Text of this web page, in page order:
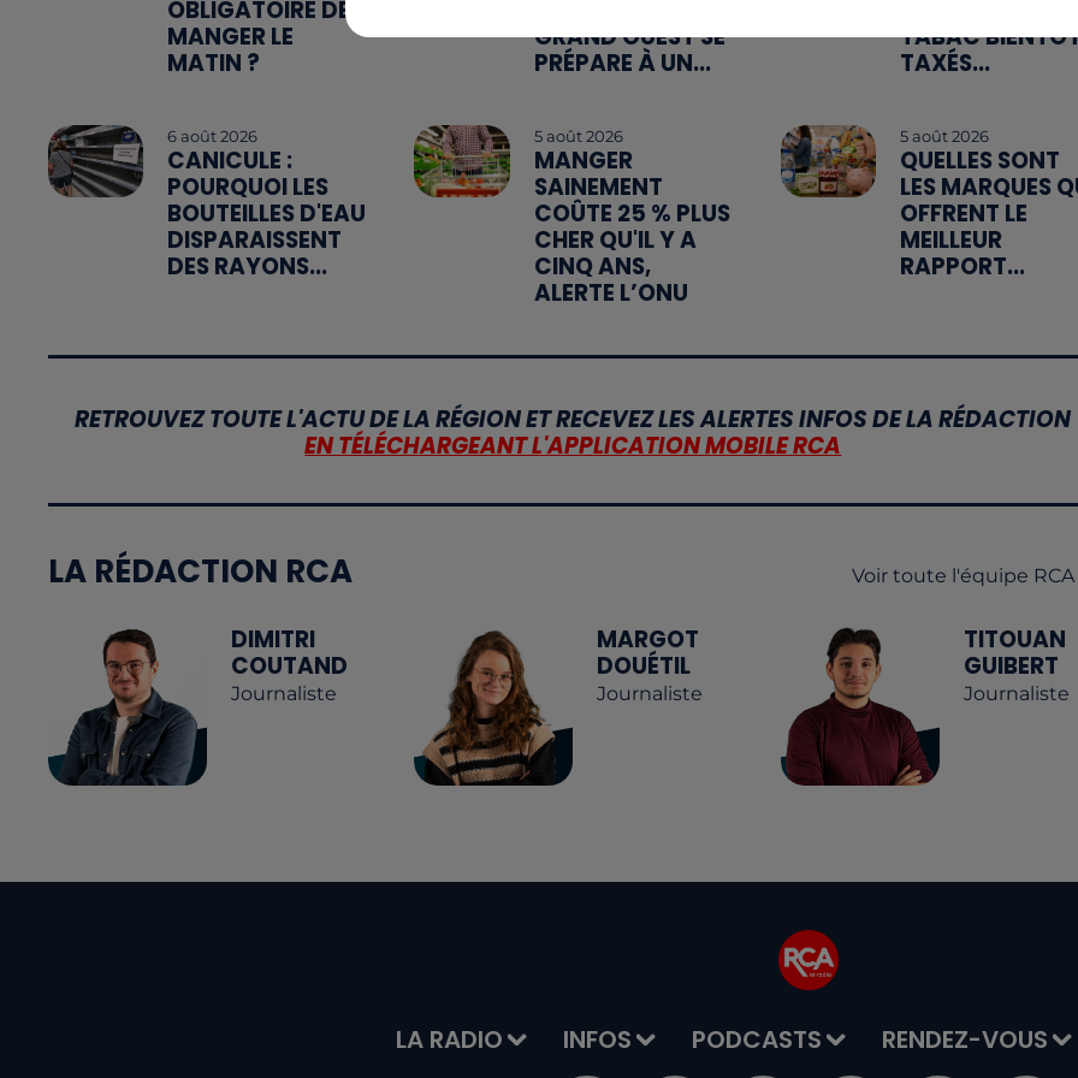
OBLIGATOIRE DE
MANGER LE
MATIN ?
GRAND OUEST SE
PRÉPARE À UN...
TABAC
TAXÉS...
6 août 2026
CANICULE :
POURQUOI LES
BOUTEILLES D'EAU
DISPARAISSENT
DES RAYONS...
5 août 2026
MANGER
SAINEMENT
COÛTE 25 % PLUS
CHER QU'IL Y A
CINQ ANS,
ALERTE L’ONU
5 août 2026
QUELLES SONT
LES MARQUES
OFFRENT LE
MEILLEUR
RAPPORT...
RETROUVEZ TOUTE L'ACTU DE LA RÉGION ET RECEVEZ LES ALERTES INFOS DE LA RÉDACTION
EN TÉLÉCHARGEANT L'APPLICATION MOBILE RCA
LA RÉDACTION RCA Voir toute l'équipe RCA
DIMITRI
COUTAND
Journaliste
MARGOT
DOUÉTIL
Journaliste
TITOUAN
GUIBERT
Journaliste
LA RADIO INFOS PODCASTS RENDEZ-VOUS